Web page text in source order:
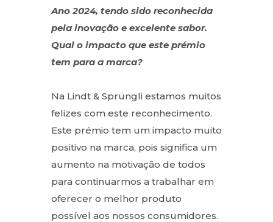
Ano 2024, tendo sido reconhecida
pela inovação e excelente sabor.
Qual o impacto que este prémio
tem para a marca?
Na Lindt & Sprüngli estamos muitos
felizes com este reconhecimento.
Este prémio tem um impacto muito
positivo na marca, pois significa um
aumento na motivação de todos
para continuarmos a trabalhar em
oferecer o melhor produto
possível aos nossos consumidores.